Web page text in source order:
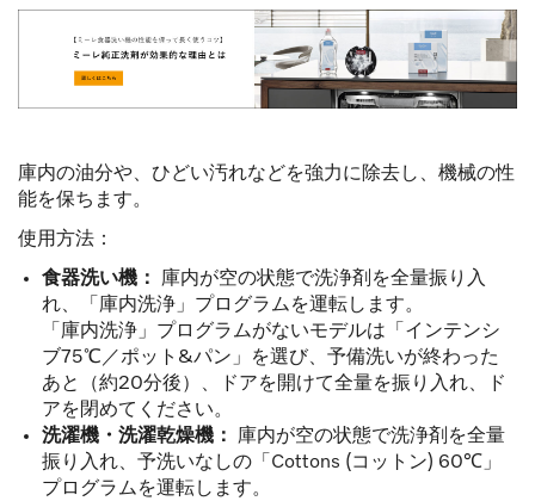
庫内の油分や、ひどい汚れなどを強力に除去し、機械の性
能を保ちます。
使用方法：
食器洗い機：
庫内が空の状態で洗浄剤を全量振り入
れ、「庫内洗浄」プログラムを運転します。
「庫内洗浄」プログラムがないモデルは「インテンシ
ブ75℃／ポット&パン」を選び、予備洗いが終わった
あと（約20分後）、ドアを開けて全量を振り入れ、ド
アを閉めてください。
洗濯機・洗濯乾燥機：
庫内が空の状態で洗浄剤を全量
振り入れ、予洗いなしの「Cottons (コットン) 60℃」
プログラムを運転します。